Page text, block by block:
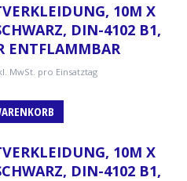
10M X
DIN-4102 B1,
ENTFLAMMBAR
MwSt. pro Einsatztag
10M X
DIN-4102 B1,